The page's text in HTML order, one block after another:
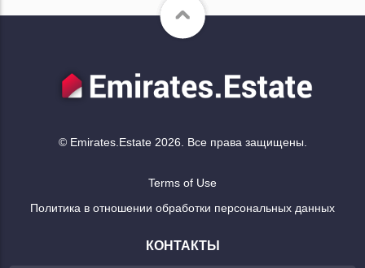
© Emirates.Estate 2026. Все права защищены.
Terms of Use
Политика в отношении обработки персональных данных
КОНТАКТЫ